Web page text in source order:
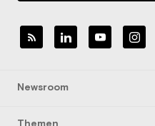
Newsroom
Themen